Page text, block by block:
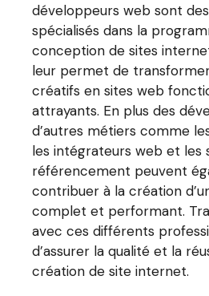
développeurs web sont
spécialisés dans la
conception de sites
leur permet de
créatifs en sites web
attrayants. En plus des
d’autres métiers comme
les intégrateurs web et les
référencement peuvent
contribuer à la création
complet et performant.
avec ces différents
d’assurer la qualité et la
création de site internet.